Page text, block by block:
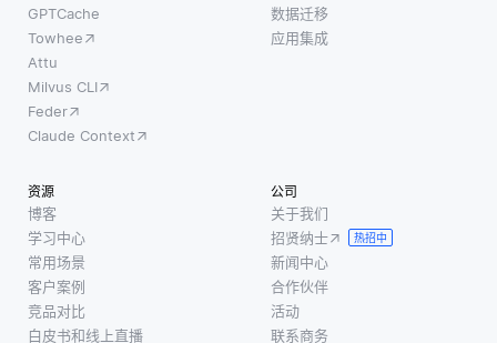
GPTCache
Towhee
Attu
Milvus CLI
Feder
Claude Context
数据迁移
应用集成
资源
博客
学习中心
常用场景
客户案例
竞品对比
白皮书和线上直播
公司
关于我们
招贤纳士
热招中
新闻中心
合作伙伴
活动
联系商务